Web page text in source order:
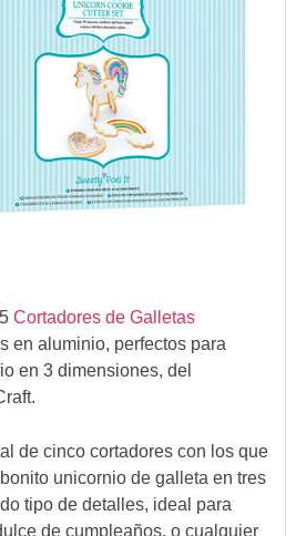
Cortadores de Galletas
en aluminio, perfectos para
en 3 dimensiones, del
de cinco cortadores con los que
unicornio de galleta en tres
tipo de detalles, ideal para
de cumpleaños, o cualquier